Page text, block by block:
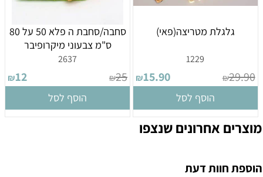
גלגלת מטריצה(פאי)
1229
₪29.90
₪15.90
הוסף לסל
סחבה/סחבת ה פלא 50 על 80
ס"מ צבעוני מיקרופיבר
2637
₪25
₪12
הוסף לסל
מוצרים אחרונים שנצפו
הוספת חוות דעת